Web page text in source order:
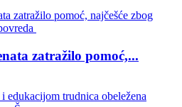
zatražilo pomoć,...